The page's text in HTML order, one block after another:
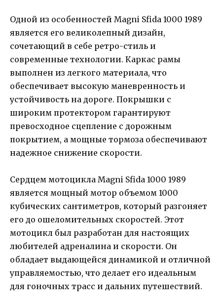
Одной из особенностей Magni Sfida 1000 1989
является его великолепный дизайн,
сочетающий в себе ретро-стиль и
современные технологии. Каркас рамы
выполнен из легкого материала, что
обеспечивает высокую маневренность и
устойчивость на дороге. Покрышки с
широким протектором гарантируют
превосходное сцепление с дорожным
покрытием, а мощные тормоза обеспечивают
надежное снижение скорости.
Сердцем мотоцикла Magni Sfida 1000 1989
является мощный мотор объемом 1000
кубических сантиметров, который разгоняет
его до ошеломительных скоростей. Этот
мотоцикл был разработан для настоящих
любителей адреналина и скорости. Он
обладает выдающейся динамикой и отличной
управляемостью, что делает его идеальным
для гоночных трасс и дальних путешествий.